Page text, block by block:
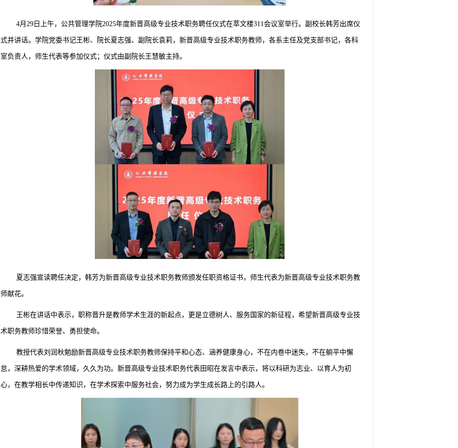
4月29日上午，公共管理学院2025年度新晋高级专业技术职务聘任仪式在萃文楼311会议室举行。副校长韩芳出席仪
式并讲话。学院党委书记王彬、院长夏志强、副院长袁莉，新晋高级专业技术职务教师，各系主任及党支部书记，各科
室负责人，师生代表等参加仪式；仪式由副院长王慧敏主持。
夏志强宣读聘任决定，韩芳为新晋高级专业技术职务教师颁发任职资格证书，师生代表为新晋高级专业技术职务教
师献花。
王彬在讲话中表示，职称晋升是教师学术生涯的新起点，更是立德树人、服务国家的新征程，希望新晋高级专业技
术职务教师珍惜荣誉、勇担使命。
教授代表刘润秋勉励新晋高级专业技术职务教师保持平和心态、涵养健康身心，不在内卷中迷失，不在躺平中懈
怠，深耕热爱的学术领域，久久为功。新晋高级专业技术职务代表田昭在发言中表示，将以科研为志业、以育人为初
心，在教学相长中传递知识，在学术探索中服务社会，努力成为学生成长路上的引路人。